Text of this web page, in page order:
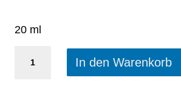
20 ml
Rosmarin-
In den Warenkorb